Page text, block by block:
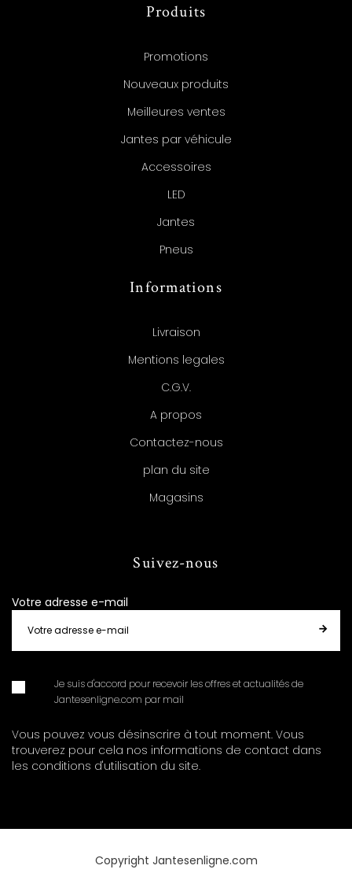
Produits
Promotions
Nouveaux produits
Meilleures ventes
Jantes par véhicule
Accessoires
LED
Jantes
Pneus
Informations
Livraison
Mentions legales
C.G.V.
A propos
Contactez-nous
plan du site
Magasins
Suivez-nous
Votre adresse e-mail
Je suis d'accord pour recevoir les offres et actualités de
Jantesenligne.com par mail
Vous pouvez vous désinscrire à tout moment. Vous
trouverez pour cela nos informations de contact dans
les conditions d'utilisation du site.
Copyright Jantesenligne.com